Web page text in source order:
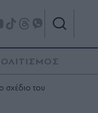
σχέδιο του